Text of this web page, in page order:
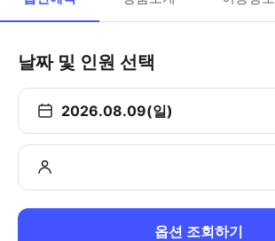
날짜 및 인원 선택
2026.08.09(일)
옵션 조회하기